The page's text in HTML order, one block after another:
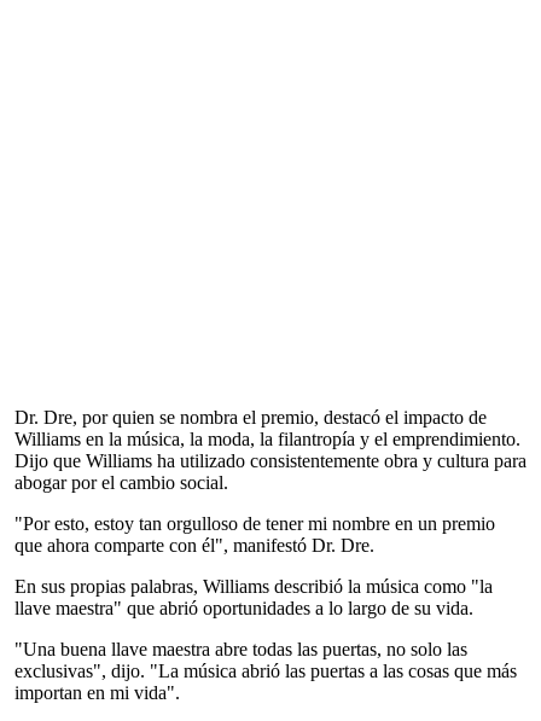
Dr. Dre, por quien se nombra el premio, destacó el impacto de
Williams en la música, la moda, la filantropía y el emprendimiento.
Dijo que Williams ha utilizado consistentemente obra y cultura para
abogar por el cambio social.
"Por esto, estoy tan orgulloso de tener mi nombre en un premio
que ahora comparte con él", manifestó Dr. Dre.
En sus propias palabras, Williams describió la música como "la
llave maestra" que abrió oportunidades a lo largo de su vida.
"Una buena llave maestra abre todas las puertas, no solo las
exclusivas", dijo. "La música abrió las puertas a las cosas que más
importan en mi vida".